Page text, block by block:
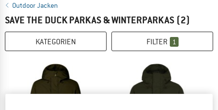
Outdoor Jacken
SAVE THE DUCK PARKAS & WINTERPARKAS (2)
KATEGORIEN FILTER 1